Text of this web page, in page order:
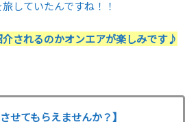
していたんですね！！
されるのかオンエアが楽しみです♪
せてもらえませんか？】